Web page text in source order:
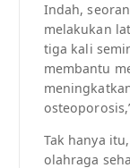
Indah,
melakukan
tiga kali
membantu
Tak hanya
olahraga